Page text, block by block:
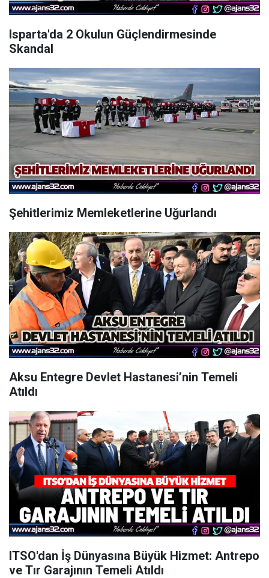
Isparta'da 2 Okulun Güçlendirmesinde
Skandal
Şehitlerimiz Memleketlerine Uğurlandı
Aksu Entegre Devlet Hastanesi’nin Temeli
Atıldı
ITSO'dan İş Dünyasına Büyük Hizmet: Antrepo
ve Tır Garajının Temeli Atıldı